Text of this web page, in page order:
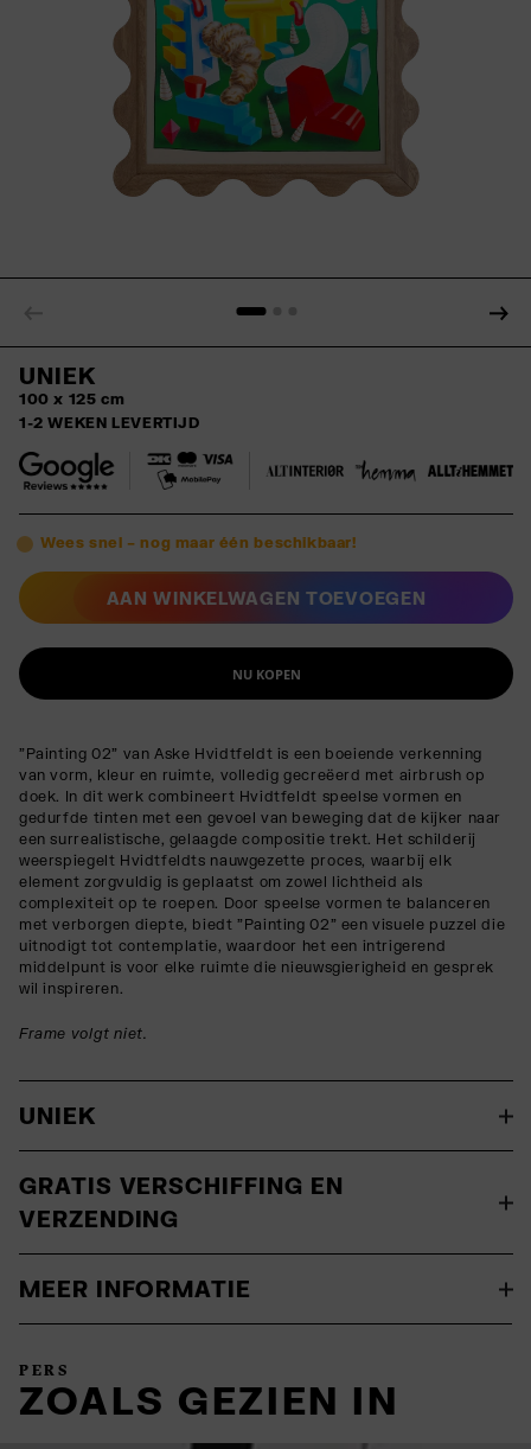
UNIEK
100 x 125 cm
1-2 WEKEN LEVERTIJD
Wees snel – nog maar één beschikbaar!
AAN WINKELWAGEN TOEVOEGEN
NU KOPEN
"Painting 02" van Aske Hvidtfeldt is een boeiende verkenning
van vorm, kleur en ruimte, volledig gecreëerd met airbrush op
doek. In dit werk combineert Hvidtfeldt speelse vormen en
gedurfde tinten met een gevoel van beweging dat de kijker naar
een surrealistische, gelaagde compositie trekt. Het schilderij
weerspiegelt Hvidtfeldts nauwgezette proces, waarbij elk
element zorgvuldig is geplaatst om zowel lichtheid als
complexiteit op te roepen. Door speelse vormen te balanceren
met verborgen diepte, biedt "Painting 02" een visuele puzzel die
uitnodigt tot contemplatie, waardoor het een intrigerend
middelpunt is voor elke ruimte die nieuwsgierigheid en gesprek
wil inspireren.
Frame volgt niet.
UNIEK
GRATIS VERSCHIFFING EN
VERZENDING
MEER INFORMATIE
PERS
ZOALS GEZIEN IN